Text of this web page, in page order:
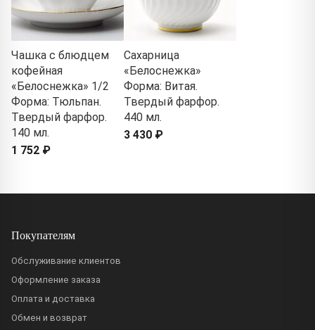
Чашка с блюдцем
кофейная
«Белоснежка» 1/2
Форма: Тюльпан.
Твердый фарфор.
140 мл.
1 752 ₽
Сахарница
«Белоснежка»
Форма: Витая.
Твердый фарфор.
440 мл.
3 430 ₽
Покупателям
Обслуживание клиентов
Оформление заказа
Оплата и доставка
Обмен и возврат